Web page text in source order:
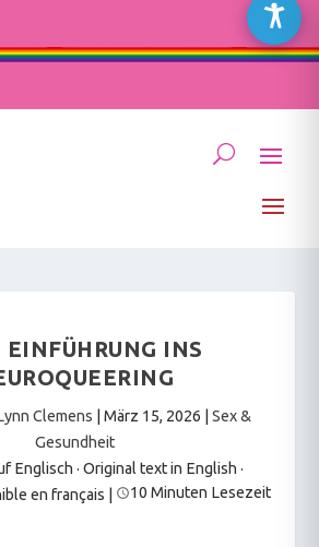
EINFÜHRUNG INS
Clemens März 15, 2026
Sex &
Gesundheit
Englisch · Original text in English ·
en français
10 Minuten Lesezeit